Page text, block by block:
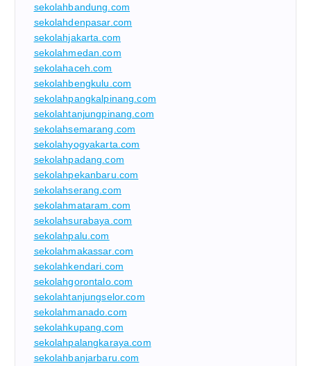
sekolahbandung.com
sekolahdenpasar.com
sekolahjakarta.com
sekolahmedan.com
sekolahaceh.com
sekolahbengkulu.com
sekolahpangkalpinang.com
sekolahtanjungpinang.com
sekolahsemarang.com
sekolahyogyakarta.com
sekolahpadang.com
sekolahpekanbaru.com
sekolahserang.com
sekolahmataram.com
sekolahsurabaya.com
sekolahpalu.com
sekolahmakassar.com
sekolahkendari.com
sekolahgorontalo.com
sekolahtanjungselor.com
sekolahmanado.com
sekolahkupang.com
sekolahpalangkaraya.com
sekolahbanjarbaru.com